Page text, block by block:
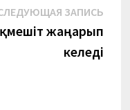
ЗАПИСЬ
жаңарып
келеді